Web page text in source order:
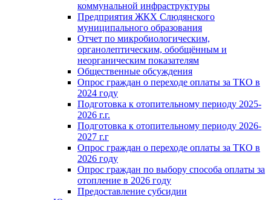
коммунальной инфраструктуры
Предприятия ЖКХ Слюдянского
муниципального образования
Отчет по микробиологическим,
органолептическим, обобщённым и
неорганическим показателям
Общественные обсуждения
Опрос граждан о переходе оплаты за ТКО в
2024 году
Подготовка к отопительному периоду 2025-
2026 г.г.
Подготовка к отопительному периоду 2026-
2027 г.г
Опрос граждан о переходе оплаты за ТКО в
2026 году
Опрос граждан по выбору способа оплаты за
отопление в 2026 году
Предоставление субсидии